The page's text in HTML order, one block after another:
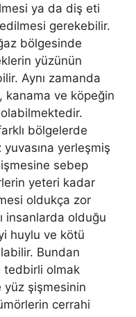
ya da diş eti
gerekebilir.
bölgesinde
yüzünün
Aynı zamanda
kanama ve köpeğin
bölgelerde
yerleşmiş
sebep
yeteri kadar
oldukça zor
insanlarda olduğu
huylu ve kötü
Bundan
tedbirli olmak
yüz şişmesinin
cerrahi